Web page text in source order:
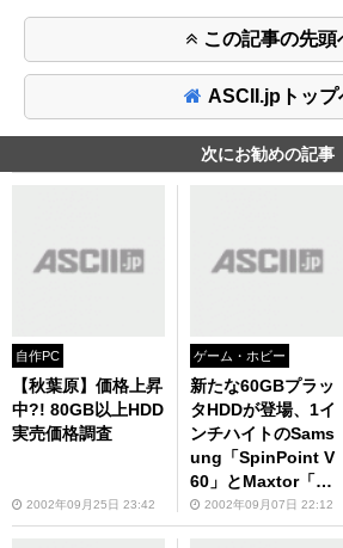
この記事の先頭
ASCII.jpトップ
次にお勧めの記事
自作PC
【秋葉原】価格上昇
中?! 80GB以上HDD
実売価格調査
2002年09月25日 23:42
ゲーム・ホビー
新たな60GBプラッ
タHDDが登場、1イ
ンチハイトのSams
ung「SpinPoint V
60」とMaxtor「Dia
mondMax Plus
9」！
2002年09月07日 22:12